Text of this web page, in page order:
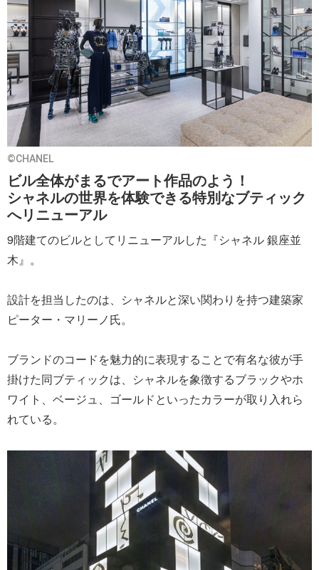
©CHANEL
ビル全体がまるでアート作品のよう！
シャネルの世界を体験できる特別なブティック
へリニューアル
9階建てのビルとしてリニューアルした『シャネル 銀座並
木』。
設計を担当したのは、シャネルと深い関わりを持つ建築家
ピーター・マリーノ氏。
ブランドのコードを魅力的に表現することで有名な彼が手
掛けた同ブティックは、シャネルを象徴するブラックやホ
ワイト、ベージュ、ゴールドといったカラーが取り入れら
れている。